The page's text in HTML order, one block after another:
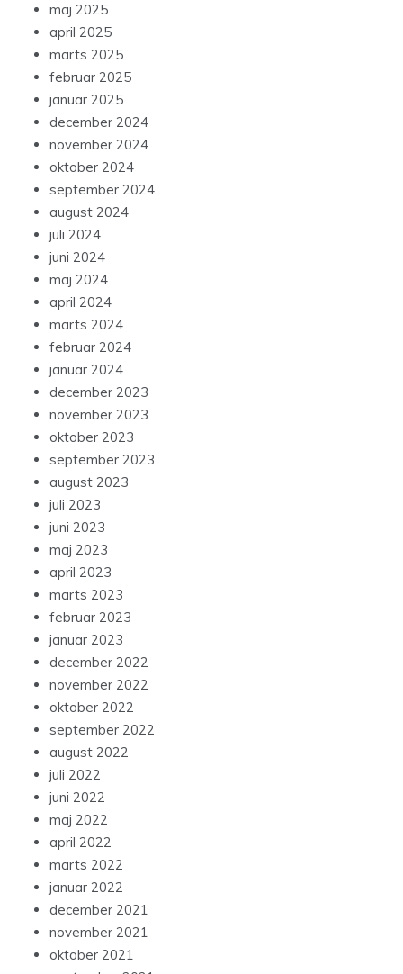
maj 2025
april 2025
marts 2025
februar 2025
januar 2025
december 2024
november 2024
oktober 2024
september 2024
august 2024
juli 2024
juni 2024
maj 2024
april 2024
marts 2024
februar 2024
januar 2024
december 2023
november 2023
oktober 2023
september 2023
august 2023
juli 2023
juni 2023
maj 2023
april 2023
marts 2023
februar 2023
januar 2023
december 2022
november 2022
oktober 2022
september 2022
august 2022
juli 2022
juni 2022
maj 2022
april 2022
marts 2022
januar 2022
december 2021
november 2021
oktober 2021